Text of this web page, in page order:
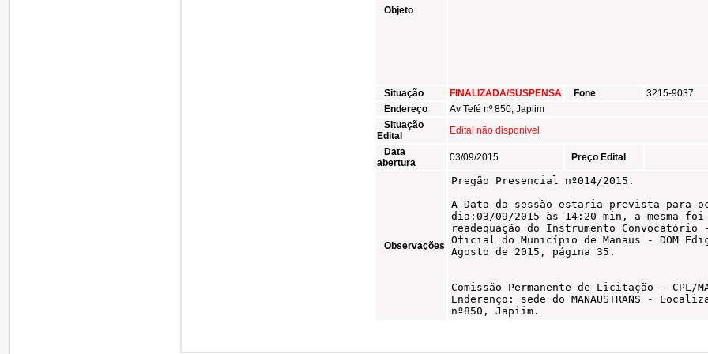
Objeto
Situação FINALIZADA/SUSPENSA Fone
3215-9037
Endereço
Av Tefé nº 850, Japiim
Situação
Edital
Edital não disponível
Data
abertura
03/09/2015 Preço Edital
Observações